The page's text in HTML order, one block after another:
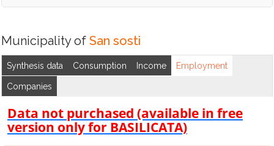
Cariati
Carolei
Carpanzano
Casali del Manco
Cassano all'Ionio
Castiglione
Mandatoriccio
Mangone
Marano
Principato
Marzi
Vallo
Argentano
San Nicola Arcella
San Pietro in
Municipality of San sosti
Synthesis data Consumption Income Employment
Companies
Data not purchased (available in free
version only for BASILICATA)